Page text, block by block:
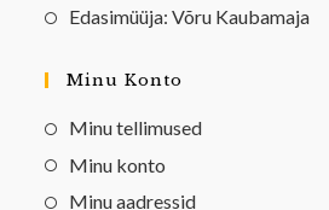
Edasimüüja: Võru Kaubamaja
Minu Konto
Minu tellimused
Minu konto
Minu aadressid